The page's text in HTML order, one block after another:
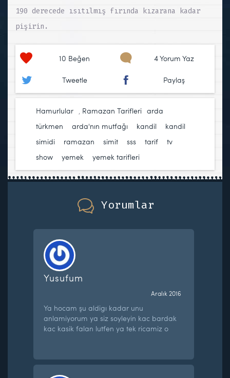
190 derecede ısıtılmış fırında kızarana kadar
pişirin.
10 Beğen 4 Yorum Yaz
Tweetle Paylaş
Hamurlular , Ramazan Tarifleri arda
türkmen
arda'nın mutfağı kandil
kandil
simidi
ramazan simit sss tarif
tv
show
yemek yemek tarifleri
Yorumlar
Yusufum
Aralık 2016
Ya hocam şu aldigı kadar unu
anlamiyorum ya siz soyleyin kac bardak
kac kasik falan lutfen ya tek ricamiz o